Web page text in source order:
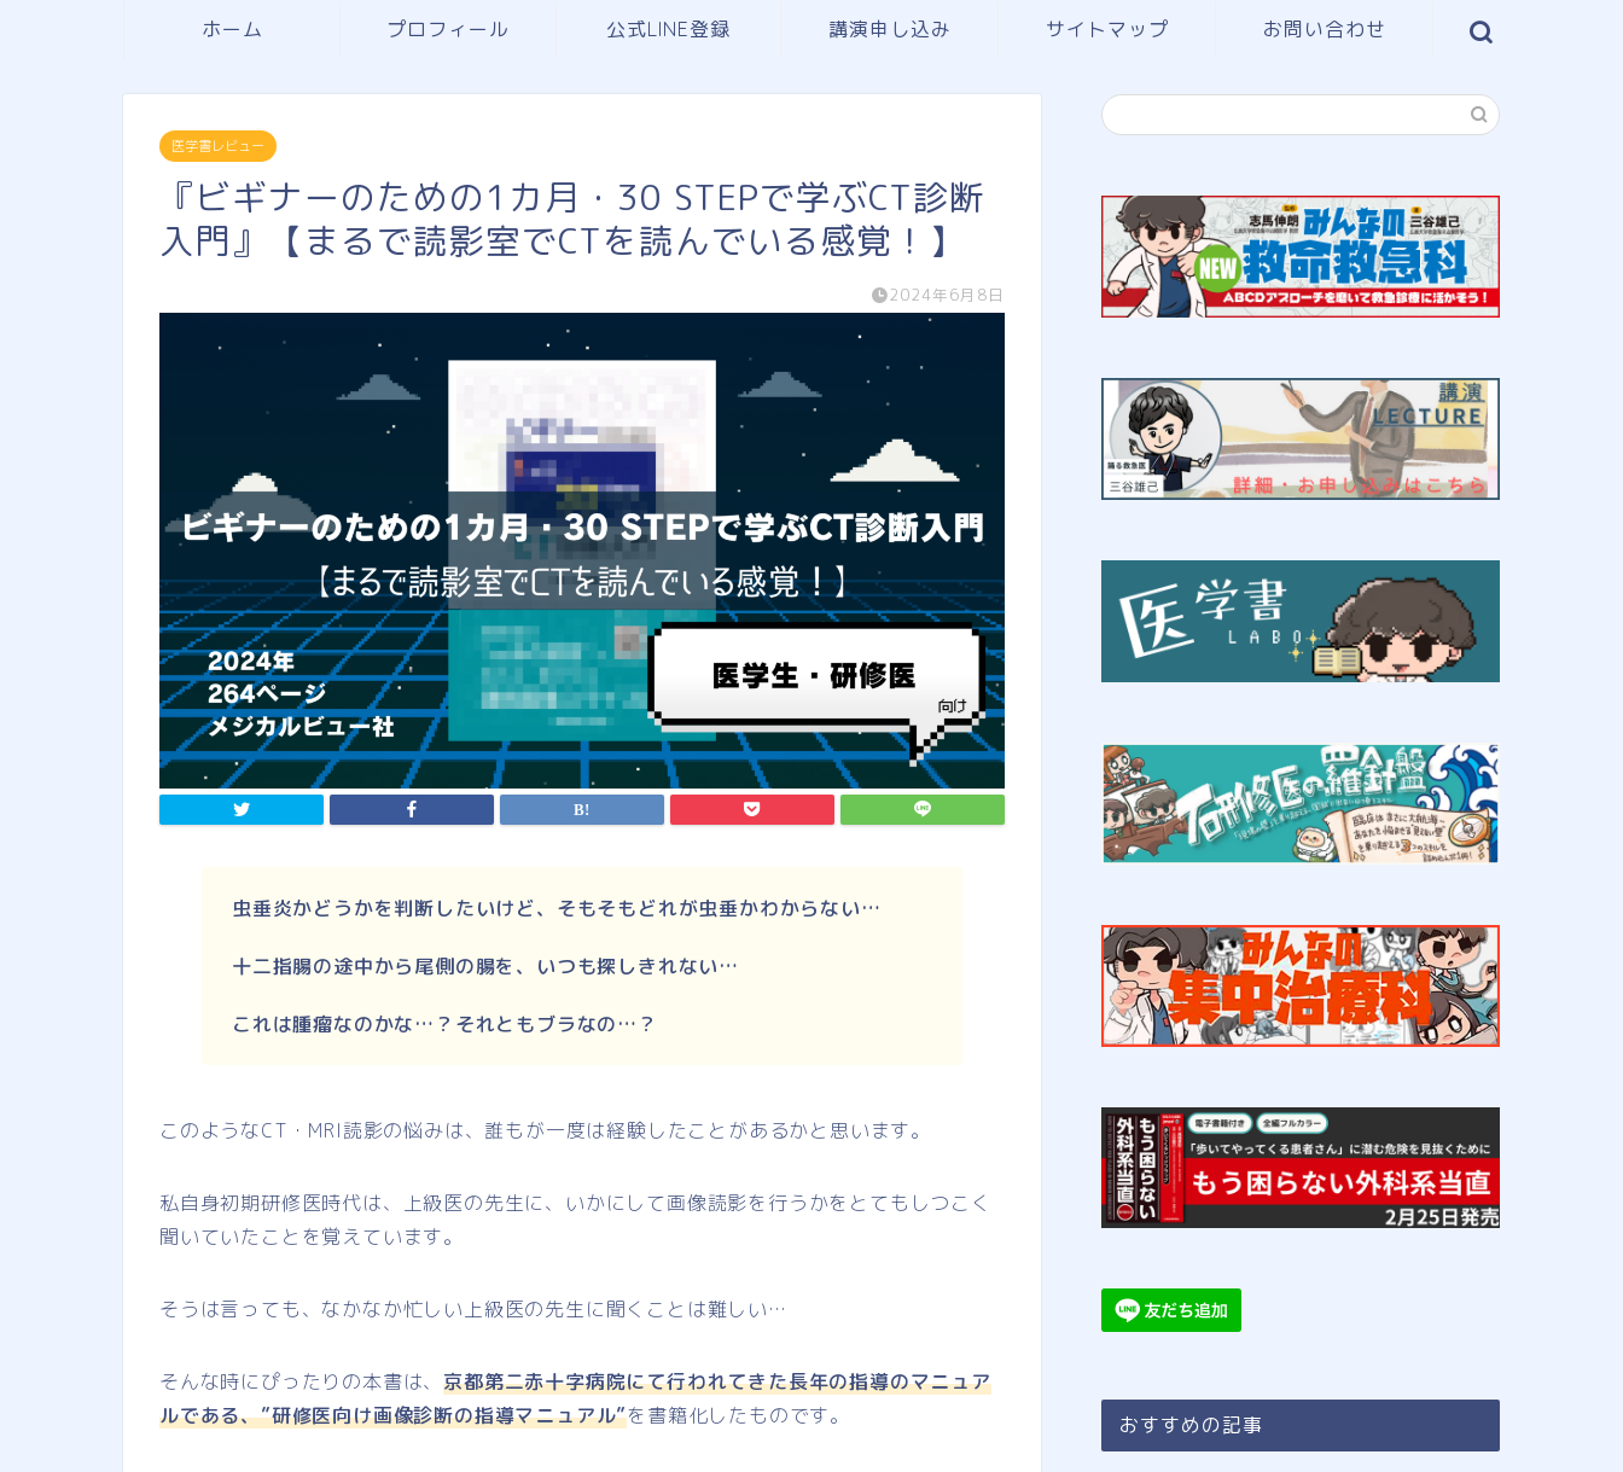
ホーム プロフィール 公式LINE登録 講演申し込み サイトマップ お問い合わせ
医学書レビュー
『ビギナーのための1カ月・30 STEPで学ぶCT診断
入門』【まるで読影室でCTを読んでいる感覚！】
2024年6月8日
虫垂炎かどうかを判断したいけど、そもそもどれが虫垂かわからない…
十二指腸の途中から尾側の腸を、いつも探しきれない…
これは腫瘤なのかな…？それともブラなの…？
このようなCT・MRI読影の悩みは、誰もが一度は経験したことがあるかと思います。
私自身初期研修医時代は、上級医の先生に、いかにして画像読影を行うかをとてもしつこく
聞いていたことを覚えています。
そうは言っても、なかなか忙しい上級医の先生に聞くことは難しい…
そんな時にぴったりの本書は、京都第二赤十字病院にて行われてきた長年の指導のマニュア
ルである、”研修医向け画像診断の指導マニュアル”を書籍化したものです。 おすすめの記事